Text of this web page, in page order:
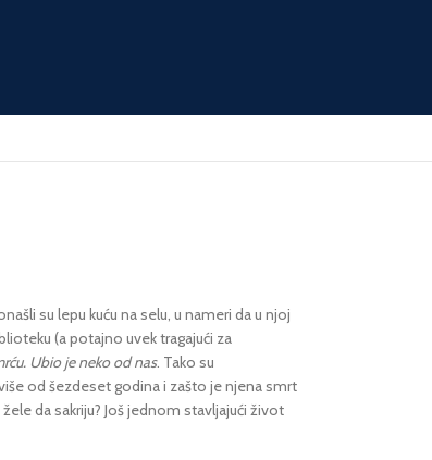
su lepu kuću na selu, u nameri da u njoj
(a potajno uvek tragajući za
Ubio je neko od nas. Tako su
od šezdeset godina i zašto je njena smrt
da sakriju? Još jednom stavljajući život